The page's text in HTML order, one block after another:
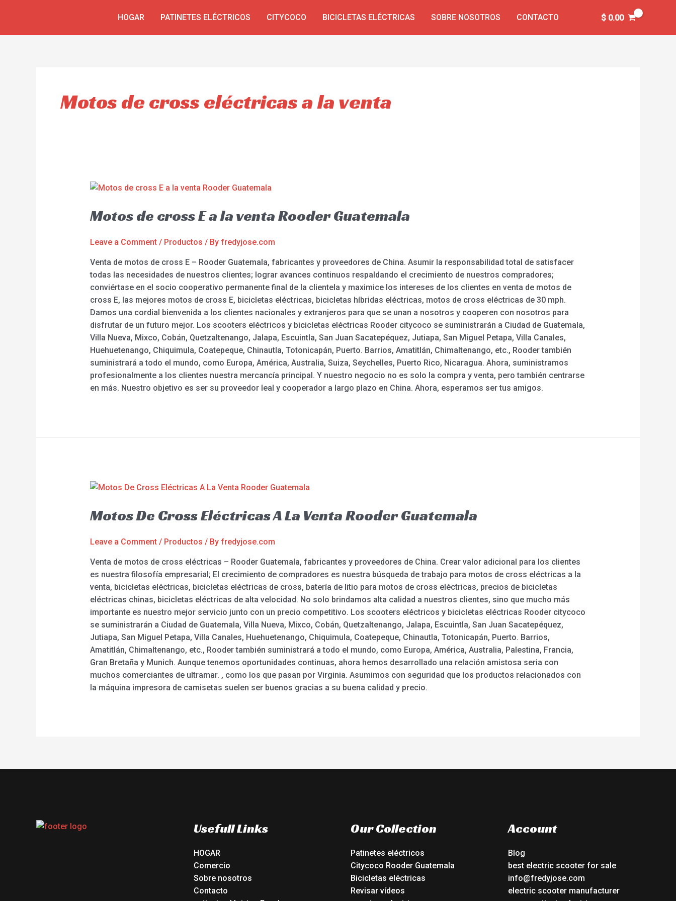
HOGAR PATINETES ELÉCTRICOS CITYCOCO BICICLETAS ELÉCTRICAS SOBRE NOSOTROS CONTACTO $0.00
Motos de cross eléctricas a la venta
Motos de cross E a la venta Rooder Guatemala
Leave a Comment / Productos / By fredyjose.com
Venta de motos de cross E – Rooder Guatemala, fabricantes y proveedores de China. Asumir la responsabilidad total de satisfacer
todas las necesidades de nuestros clientes; lograr avances continuos respaldando el crecimiento de nuestros compradores;
conviértase en el socio cooperativo permanente final de la clientela y maximice los intereses de los clientes en venta de motos de
cross E, las mejores motos de cross E, bicicletas eléctricas, bicicletas híbridas eléctricas, motos de cross eléctricas de 30 mph.
Damos una cordial bienvenida a los clientes nacionales y extranjeros para que se unan a nosotros y cooperen con nosotros para
disfrutar de un futuro mejor. Los scooters eléctricos y bicicletas eléctricas Rooder citycoco se suministrarán a Ciudad de Guatemala,
Villa Nueva, Mixco, Cobán, Quetzaltenango, Jalapa, Escuintla, San Juan Sacatepéquez, Jutiapa, San Miguel Petapa, Villa Canales,
Huehuetenango, Chiquimula, Coatepeque, Chinautla, Totonicapán, Puerto. Barrios, Amatitlán, Chimaltenango, etc., Rooder también
suministrará a todo el mundo, como Europa, América, Australia, Suiza, Seychelles, Puerto Rico, Nicaragua. Ahora, suministramos
profesionalmente a los clientes nuestra mercancía principal. Y nuestro negocio no es solo la compra y venta, pero también centrarse
en más. Nuestro objetivo es ser su proveedor leal y cooperador a largo plazo en China. Ahora, esperamos ser tus amigos.
Motos De Cross Eléctricas A La Venta Rooder Guatemala
Leave a Comment / Productos / By fredyjose.com
Venta de motos de cross eléctricas – Rooder Guatemala, fabricantes y proveedores de China. Crear valor adicional para los clientes
es nuestra filosofía empresarial; El crecimiento de compradores es nuestra búsqueda de trabajo para motos de cross eléctricas a la
venta, bicicletas eléctricas, bicicletas eléctricas de cross, batería de litio para motos de cross eléctricas, precios de bicicletas
eléctricas chinas, bicicletas eléctricas de alta velocidad. No solo brindamos alta calidad a nuestros clientes, sino que mucho más
importante es nuestro mejor servicio junto con un precio competitivo. Los scooters eléctricos y bicicletas eléctricas Rooder citycoco
se suministrarán a Ciudad de Guatemala, Villa Nueva, Mixco, Cobán, Quetzaltenango, Jalapa, Escuintla, San Juan Sacatepéquez,
Jutiapa, San Miguel Petapa, Villa Canales, Huehuetenango, Chiquimula, Coatepeque, Chinautla, Totonicapán, Puerto. Barrios,
Amatitlán, Chimaltenango, etc., Rooder también suministrará a todo el mundo, como Europa, América, Australia, Palestina, Francia,
Gran Bretaña y Munich. Aunque tenemos oportunidades continuas, ahora hemos desarrollado una relación amistosa seria con
muchos comerciantes de ultramar. , como los que pasan por Virginia. Asumimos con seguridad que los productos relacionados con
la máquina impresora de camisetas suelen ser buenos gracias a su buena calidad y precio.
Usefull Links
HOGAR
Comercio
Sobre nosotros
Contacto
Our Collection
Patinetes eléctricos
Citycoco Rooder Guatemala
Bicicletas eléctricas
Revisar vídeos
Account
Blog
best electric scooter for sale
info@fredyjose.com
electric scooter manufacturer